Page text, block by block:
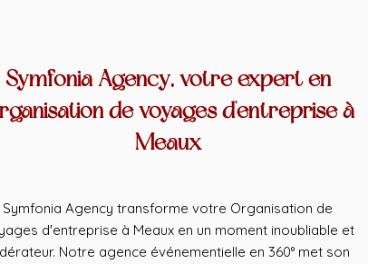
Symfonia Agency, votre expert en
de voyages d'entreprise à
Meaux
Symfonia Agency transforme votre Organisation de
d'entreprise à Meaux en un moment inoubliable et
Notre agence événementielle en 360° met son